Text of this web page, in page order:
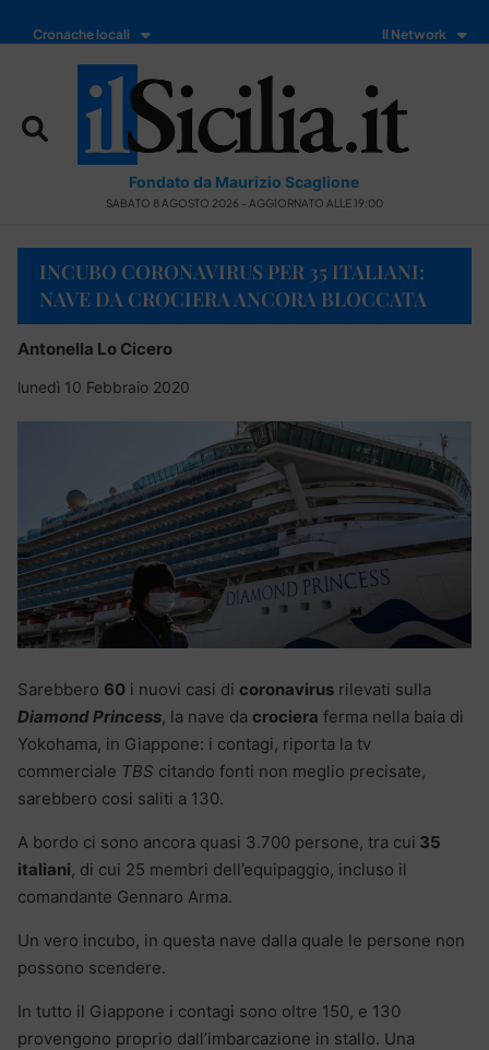
Cronache locali Il Network
Fondato da Maurizio Scaglione
SABATO 8 AGOSTO 2026 - AGGIORNATO ALLE 19:00
INCUBO CORONAVIRUS PER 35 ITALIANI:
NAVE DA CROCIERA ANCORA BLOCCATA
Antonella Lo Cicero
lunedì 10 Febbraio 2020
Sarebbero 60 i nuovi casi di coronavirus rilevati sulla
Diamond Princess, la nave da crociera ferma nella baia di
Yokohama, in Giappone: i contagi, riporta la tv
commerciale TBS citando fonti non meglio precisate,
sarebbero cosi saliti a 130.
A bordo ci sono ancora quasi 3.700 persone, tra cui 35
italiani, di cui 25 membri dell’equipaggio, incluso il
comandante Gennaro Arma.
Un vero incubo, in questa nave dalla quale le persone non
possono scendere.
In tutto il Giappone i contagi sono oltre 150, e 130
provengono proprio dall’imbarcazione in stallo. Una